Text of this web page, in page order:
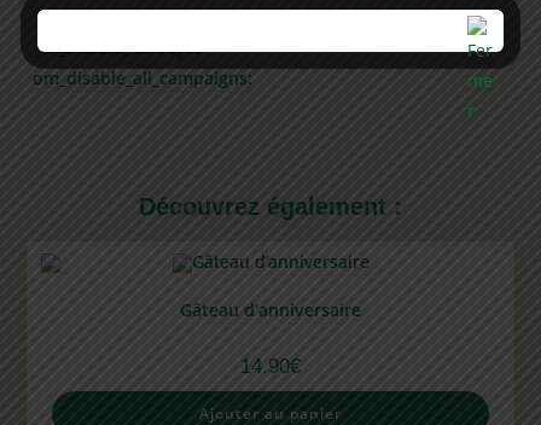
1781896935
_uf_disable_surveys:
om_disable_all_campaigns:
Découvrez également :
Gâteau d’anniversaire
14.90€
Ajouter au panier